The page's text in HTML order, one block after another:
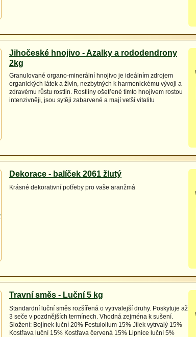
Jihočeské hnojivo - Azalky a rododendrony
2kg
Granulované organo-minerální hnojivo je ideálním zdrojem
organických látek a živin, nezbytných k harmonickému vývoji a
zdravému růstu rostlin. Rostliny ošetřené tímto hnojivem rostou
intenzivněji, jsou sytěji zabarvené a mají vetší vitalitu
Dekorace - balíček 2061 žlutý
Krásné dekorativní potřeby pro vaše aranžmá
Travní směs - Luční 5 kg
Standardní luční směs rozšířená o vytrvalejší druhy. Poskytuje až
3 seče v pozdnějších termínech. Vhodná zejména k sušení.
Složení: Bojínek luční 20% Festulolium 15% Jílek vytrvalý 15%
Kostřava luční 15% Kostřava červená 15% Lipnice luční 5%